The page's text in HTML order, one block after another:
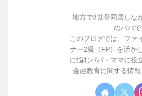
地方で3世帯同居しな
のパパで
このブログでは、ファ
ナー2級（FP）を活か
に悩むパパ・ママに役
金融教育に関する情報